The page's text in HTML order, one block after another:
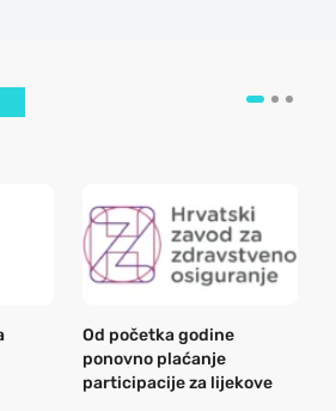
Od početka godine
ponovno plaćanje
participacije za lijekove